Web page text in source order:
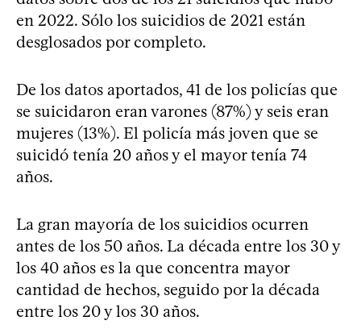
en 2022. Sólo los suicidios de 2021 están
desglosados por completo.
De los datos aportados, 41 de los policías que
se suicidaron eran varones (87%) y seis eran
mujeres (13%). El policía más joven que se
suicidó tenía 20 años y el mayor tenía 74
años.
La gran mayoría de los suicidios ocurren
antes de los 50 años. La década entre los 30 y
los 40 años es la que concentra mayor
cantidad de hechos, seguido por la década
entre los 20 y los 30 años.